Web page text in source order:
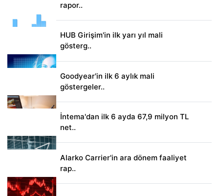
rapor..
HUB Girişim'in ilk yarı yıl mali
gösterg..
Goodyear'in ilk 6 aylık mali
göstergeler..
İntema'dan ilk 6 ayda 67,9 milyon TL
net..
Alarko Carrier'in ara dönem faaliyet
rap..